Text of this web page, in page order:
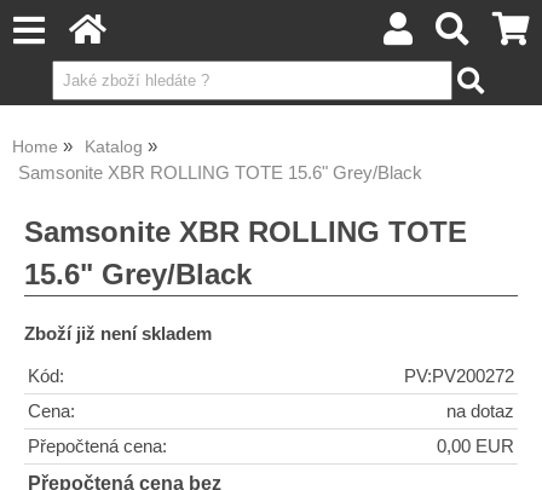
Home Katalog
Samsonite XBR ROLLING TOTE 15.6" Grey/Black
Samsonite XBR ROLLING TOTE
15.6" Grey/Black
Zboží již není skladem
Kód:
PV:PV200272
Cena:
na dotaz
Přepočtená cena:
0,00 EUR
Přepočtená cena bez